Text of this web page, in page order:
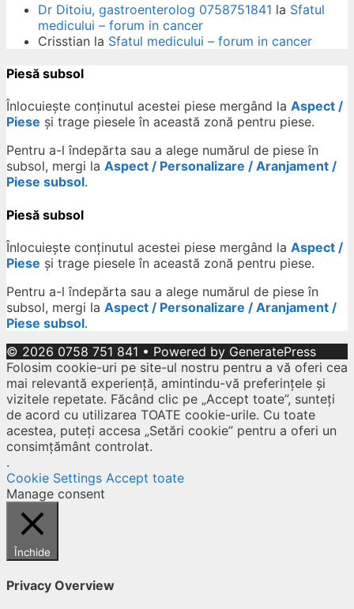
Dr Ditoiu, gastroenterolog 0758751841 la Sfatul
medicului – forum in cancer
Crisstian la Sfatul medicului – forum in cancer
Piesă subsol
Înlocuiește conținutul acestei piese mergând la Aspect /
Piese și trage piesele în această zonă pentru piese.
Pentru a-l îndepărta sau a alege numărul de piese în
subsol, mergi la Aspect / Personalizare / Aranjament /
Piese subsol.
Piesă subsol
Înlocuiește conținutul acestei piese mergând la Aspect /
Piese și trage piesele în această zonă pentru piese.
Pentru a-l îndepărta sau a alege numărul de piese în
subsol, mergi la Aspect / Personalizare / Aranjament /
Piese subsol.
© 2026 0758 751 841 • Powered by GeneratePress
Folosim cookie-uri pe site-ul nostru pentru a vă oferi cea
mai relevantă experiență, amintindu-vă preferințele și
vizitele repetate. Făcând clic pe „Accept toate”, sunteți
de acord cu utilizarea TOATE cookie-urile. Cu toate
acestea, puteți accesa „Setări cookie” pentru a oferi un
consimțământ controlat.
.
Cookie Settings Accept toate
Manage consent
Închide
Privacy Overview